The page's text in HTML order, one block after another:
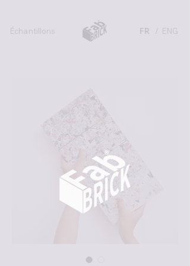
Échantillons FR / ENG